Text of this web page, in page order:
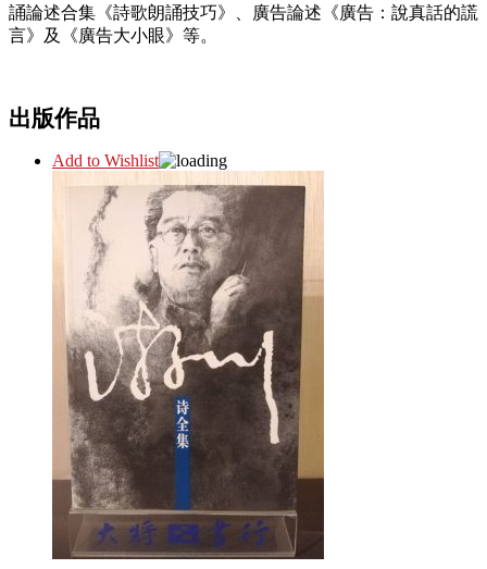
誦論述合集《詩歌朗誦技巧》、廣告論述《廣告：說真話的謊
言》及《廣告大小眼》等。
出版作品
Add to Wishlist